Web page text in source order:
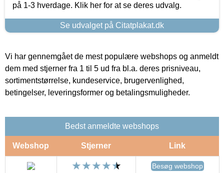
på 1-3 hverdage. Klik her for at se deres udvalg.
Se udvalget på Citatplakat.dk
Vi har gennemgået de mest populære webshops og anmeldt
dem med stjerner fra 1 til 5 ud fra bl.a. deres prisniveau,
sortimentstørrelse, kundeservice, brugervenlighed,
betingelser, leveringsformer og betalingsmuligheder.
Bedst anmeldte webshops
Webshop Stjerner Link
Besøg webshop